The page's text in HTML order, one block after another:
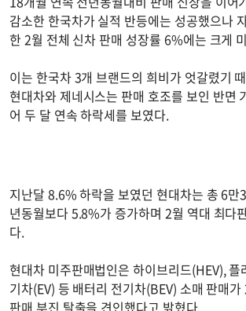
감소한 한국차가 실적 반등에는 성공했으나
한 2월 전체 신차 판매 성장률 6%에는 크게
이는 한국차 3개 브랜드의 희비가 엇갈렸기
현대차와 제네시스는 판매 호조를 보인 반면
어 두 달 연속 하락세를 보였다.
지난달 8.6% 하락을 보였던 현대차는 총 6만
년동월보다 5.8%가 증가하며 2월 역대 최다
다.
현대차 미주판매법인은 하이브리드(HEV), 플
기차(EV) 등 배터리 전기차(BEV) 소매 판매
판매 부진 탈출을 견인했다고 밝혔다.